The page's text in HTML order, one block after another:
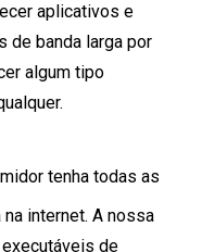
aplicativos e
de banda larga por
algum tipo
tenha todas as
internet. A nossa
de